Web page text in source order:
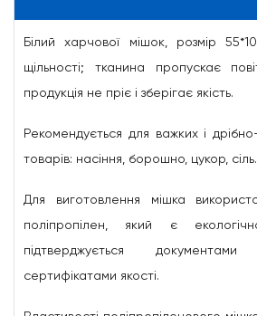
Білий харчової мішок, розмір
щільності; тканина пропускає
продукція не пріє і зберігає якість.
Рекомендується для важких і
товарів: насіння, борошно, цукор, сіль.
Для виготовлення мішка
поліпропілен, який є
підтверджується
сертифікатами якості.